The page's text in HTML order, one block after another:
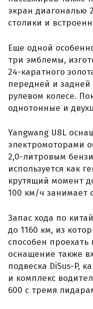
экран диагональю
столики и
Еще одной
три эмблемы,
24-каратного
передней и задней
рулевом колесе.
однотонные и
Yangwang U8L
электромоторами
2,0-литровым
используется как
крутящий момент
100 км/ч занимает
Запас хода по
до 1160 км, из
способен проехать
оснащение также
подвеска DiSus-P,
и комплекс
600 с тремя